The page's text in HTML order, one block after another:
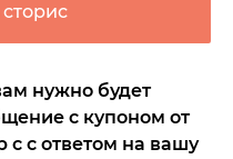
нужно будет
с купоном от
с с ответом на вашу